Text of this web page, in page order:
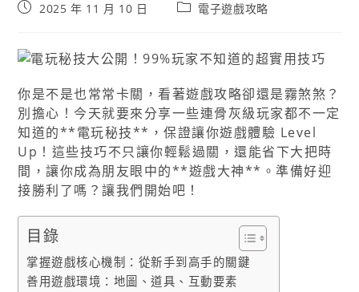
2025 年 11 月 10 日 電子遊戲攻略
你是不是也常常卡關，看著遊戲攻略卻還是霧煞煞？
別擔心！今天就要來分享一些連骨灰級玩家都不一定
知道的**電玩秘技**，保證讓你遊戲體驗 Level
Up！這些技巧不只讓你輕鬆過關，還能省下大把時
間，讓你成為朋友眼中的**遊戲大神**。準備好迎
接勝利了嗎？讓我們開始吧！
目錄
掌握遊戲核心機制：從新手到高手的關鍵
善用遊戲環境：地圖、道具、互動要素